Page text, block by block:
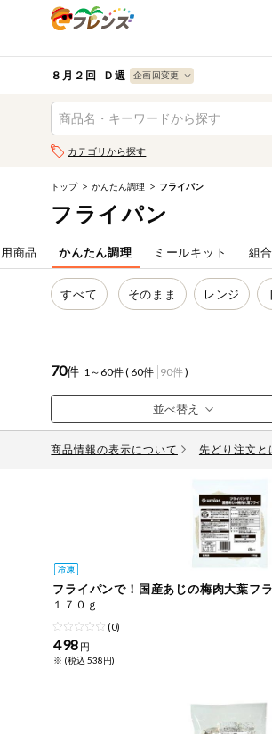
ログイン
生協加入はこちら
登録から開始まで
注文番号注文
お気に入り注文
注文履歴注文
先着限定から探す
人気カテゴリ
食品から探す
８月２回 Ｄ週
果物
肉・ハム・ソ
ーセージ
魚介・加工品
米・雑穀など
パン・ジャム
豆腐・納豆・
こんにゃく
ミールキット
など
麺類
果物すべて
カテゴリから探す
検索条件を指定してください。全項
キーワード
キーワードをすべて含む
いずれかのキーワードを含む
メーカー名
カテゴリ
アレルゲン情報
特定原材料と特定原材料に準ずるも
特定原材料
小麦
トップ かんたん調理 フライパン
フライパン
商品 かんたん調理 ミールキット 組
すべて そのまま レンジ
70件 1～60件 ( 60件 90件)
商品情報の表示について 先どり注文と
フライパンで！国産あじの梅肉大葉フ
１７０ｇ
(0)
498 円
※ (税込 538円)